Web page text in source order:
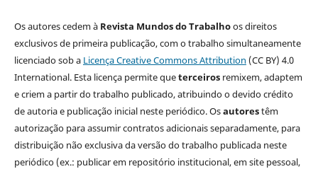
Os autores cedem à Revista Mundos do Trabalhoos direitos
exclusivos de primeira publicação, com o trabalho simultaneamente
licenciado sob a Licença Creative Commons Attribution (CC BY) 4.0
International. Esta licença permite queterceirosremixem, adaptem
e criem a partir do trabalho publicado, atribuindo o devido crédito
de autoria e publicação inicial neste periódico. Osautorestêm
autorização para assumir contratos adicionais separadamente, para
distribuição não exclusiva da versão do trabalho publicada neste
periódico (ex.: publicar em repositório institucional, em site pessoal,